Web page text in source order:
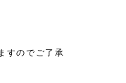
すのでご了承